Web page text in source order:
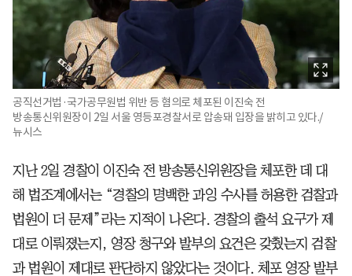
공직선거법·국가공무원법 위반 등 혐의로 체포된 이진숙 전
방송통신위원장이 2일 서울 영등포경찰서로 압송돼 입장을 밝히고 있다./
뉴시스
지난 2일 경찰이 이진숙 전 방송통신위원장을 체포한 데 대
해 법조계에서는 “경찰의 명백한 과잉 수사를 허용한 검찰과
법원이 더 문제”라는 지적이 나온다. 경찰의 출석 요구가 제
대로 이뤄졌는지, 영장 청구와 발부의 요건은 갖췄는지 검찰
과 법원이 제대로 판단하지 않았다는 것이다. 체포 영장 발부